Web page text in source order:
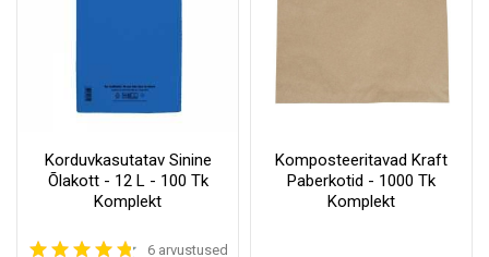
Korduvkasutatav Sinine
Õlakott - 12 L - 100 Tk
Komplekt
6 arvustused
Komposteeritavad Kraft
Paberkotid - 1000 Tk
Komplekt